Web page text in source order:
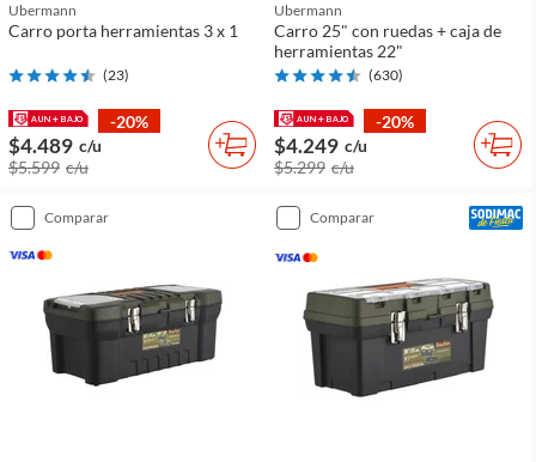
Ubermann
Carro porta herramientas 3 x 1
(23)
-20%
$4.489 c/u
$5.599 c/u
Ubermann
Carro 25" con ruedas + caja de
herramientas 22"
(630)
-20%
$4.249 c/u
$5.299 c/u
comparar comparar